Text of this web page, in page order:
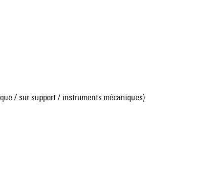
/ sur support / instruments mécaniques)